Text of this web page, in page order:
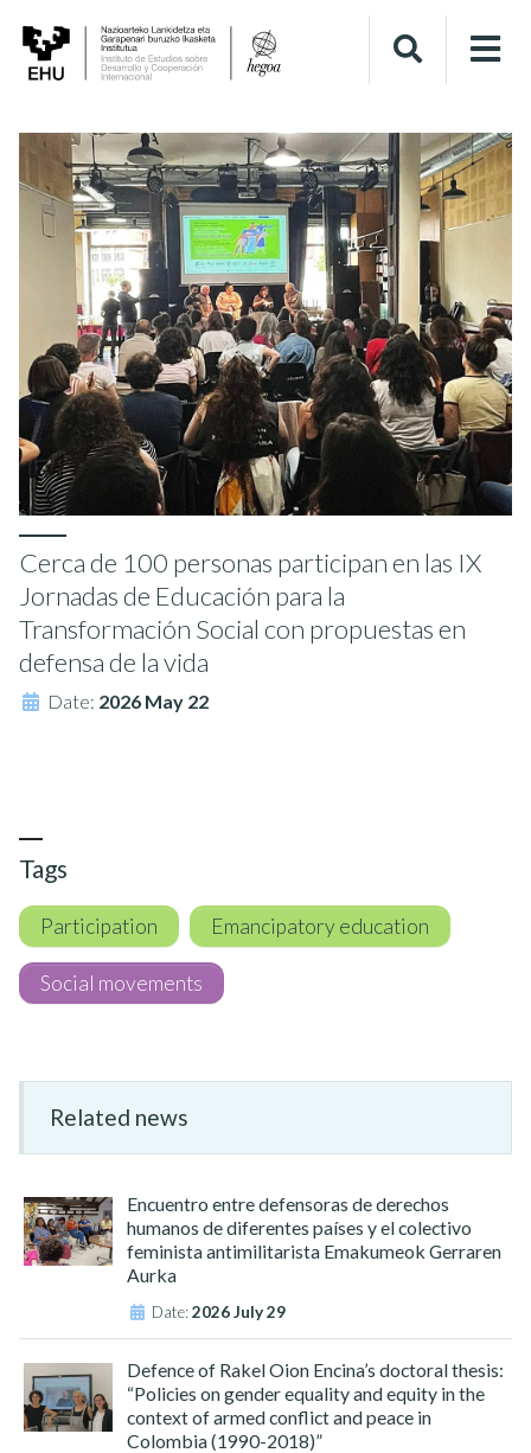
Cerca de 100 personas participan en las IX
Jornadas de Educación para la
Transformación Social con propuestas en
defensa de la vida
Date: 2026 May 22
Tags
Participation Emancipatory education
Social movements
Related news
Encuentro entre defensoras de derechos
humanos de diferentes países y el colectivo
feminista antimilitarista Emakumeok Gerraren
Aurka
Date:2026 July 29
Defence of Rakel Oion Encina’s doctoral thesis:
“Policies on gender equality and equity in the
context of armed conflict and peace in
Colombia (1990-2018)”